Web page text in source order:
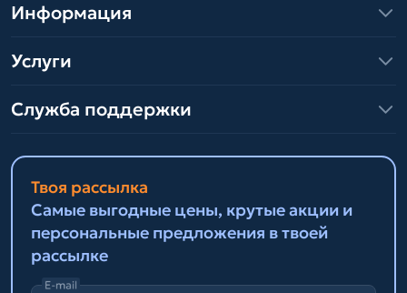
Информация
Услуги
Служба поддержки
Твоя рассылка
Самые выгодные цены, крутые акции и
персональные предложения в твоей
рассылке
E-mail